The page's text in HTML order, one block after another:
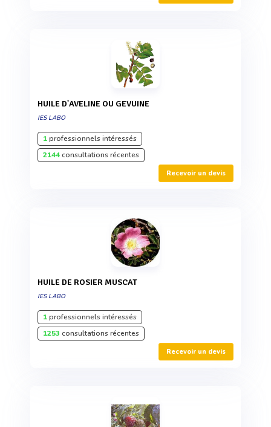
HUILE D'AVELINE OU GEVUINE
IES LABO
1professionnels intéressés
2144consultations récentes
Recevoir un devis
HUILE DE ROSIER MUSCAT
IES LABO
1professionnels intéressés
1253 consultations récentes
Recevoir un devis